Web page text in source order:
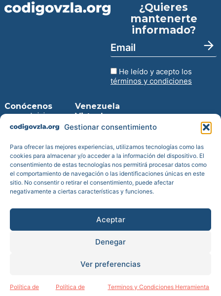
Gestionar consentimiento
Para ofrecer las mejores experiencias, utilizamos tecnologías como las
cookies para almacenar y/o acceder a la información del dispositivo. El
consentimiento de estas tecnologías nos permitirá procesar datos como
el comportamiento de navegación o las identificaciones únicas en este
sitio. No consentir o retirar el consentimiento, puede afectar
negativamente a ciertas características y funciones.
Aceptar
Denegar
Ver preferencias
Política de
Política de
Terminos y Condiciones Herramienta
¿Quieres
mantenerte
informado?
He leído y acepto los
términos y condiciones
Conócenos
Inicio
Prensa
Transparencia
Reportes de
impacto
Cuentas
anuales
Estatutos
Venezuela
Virtual
Entra en la
web
Descarga
para iPhone
Descarga
para
Android
Fundación de bien social inscrita en el Registro de Fundaciones del
Política de Cookies| Política de Privacidad y Aviso Legal|